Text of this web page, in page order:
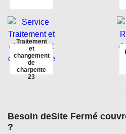
Traitement
et
changement
de
charpente
23
Besoin deSite Fermé
?